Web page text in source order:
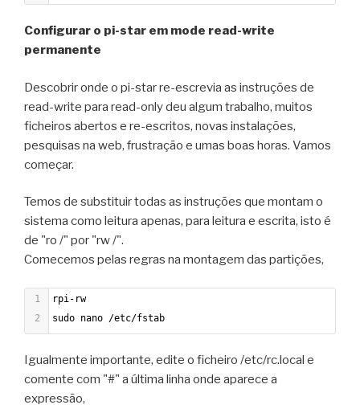
Configurar o pi-star em mode read-write
permanente
Descobrir onde o pi-star re-escrevia as instruções de
read-write para read-only deu algum trabalho, muitos
ficheiros abertos e re-escritos, novas instalações,
pesquisas na web, frustração e umas boas horas. Vamos
começar.
Temos de substituir todas as instruções que montam o
sistema como leitura apenas, para leitura e escrita, isto é
de "ro /" por "rw /".
Comecemos pelas regras na montagem das partições,
1
rpi-rw
2
sudo nano /etc/fstab
Igualmente importante, edite o ficheiro /etc/rc.local e
comente com "#" a última linha onde aparece a
expressão,